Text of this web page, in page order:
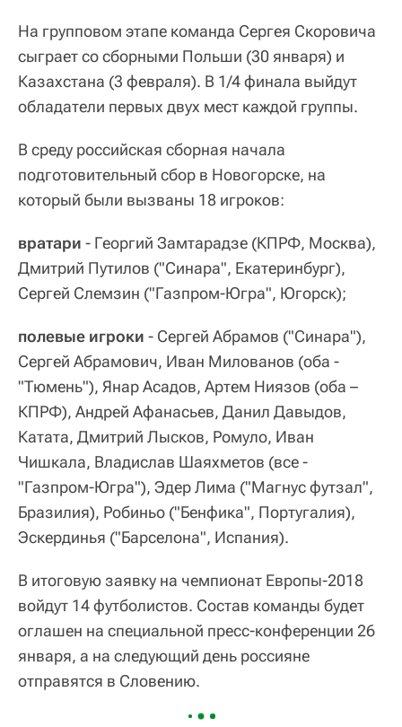
На групповом этапе команда Сергея Скоровича
сыграет со сборными Польши (30 января) и
Казахстана (3 февраля). В 1/4 финала выйдут
обладатели первых двух мест каждой группы.
В среду российская сборная начала
подготовительный сбор в Новогорске, на
который были вызваны 18 игроков:
вратари - Георгий Замтарадзе (КПРФ, Москва),
Дмитрий Путилов ("Синара", Екатеринбург),
Сергей Слемзин ("Газпром-Югра", Югорск);
полевые игроки - Сергей Абрамов ("Синара"),
Сергей Абрамович, Иван Милованов (оба -
"Тюмень"), Янар Асадов, Артем Ниязов (оба –
КПРФ), Андрей Афанасьев, Данил Давыдов,
Катата, Дмитрий Лысков, Ромуло, Иван
Чишкала, Владислав Шаяхметов (все -
"Газпром-Югра"), Эдер Лима ("Магнус футзал",
Бразилия), Робиньо ("Бенфика", Португалия),
Эскердинья ("Барселона", Испания).
В итоговую заявку на чемпионат Европы-2018
войдут 14 футболистов. Состав команды будет
оглашен на специальной пресс-конференции 26
января, а на следующий день россияне
отправятся в Словению.